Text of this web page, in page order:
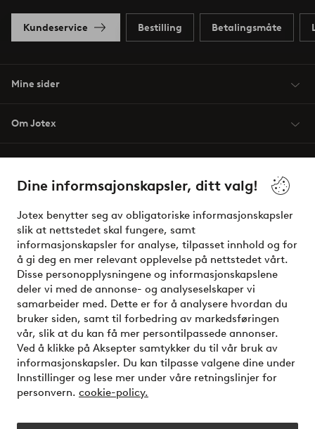
Dine informsajonskapsler, ditt valg!
Jotex benytter seg av obligatoriske informasjonskapsler
slik at nettstedet skal fungere, samt
informasjonskapsler for analyse, tilpasset innhold og for
å gi deg en mer relevant opplevelse på nettstedet vårt.
Disse personopplysningene og informasjonskapslene
deler vi med de annonse- og analyseselskaper vi
samarbeider med. Dette er for å analysere hvordan du
bruker siden, samt til forbedring av markedsføringen
vår, slik at du kan få mer persontilpassede annonser.
Ved å klikke på Aksepter samtykker du til vår bruk av
informasjonskapsler. Du kan tilpasse valgene dine under
Innstillinger og lese mer under våre retningslinjer for
personvern. cookie-policy.
Kundeservice Bestilling Betalingsmåte
Mine sider
Om Jotex
Venner
Sikre betalinger - Betal direkte eller del opp
Vil du vite mer om våre betalingsalternativer?
elpy